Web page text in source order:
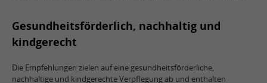
Gesundheitsförderlich, nachhaltig und
kindgerecht
Die Empfehlungen zielen auf eine gesundheitsförderliche,
nachhaltige und kindgerechte Verpflegung ab und enthalten